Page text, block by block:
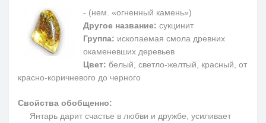
- (нем. «огненный камень»)
Другое название: сукцинит
Группа: ископаемая смола древних
окаменевших деревьев
Цвет: белый, светло-желтый, красный, от
красно-коричневого до черного
Свойства обобщенно:
Янтарь дарит счастье в любви и дружбе, усиливает